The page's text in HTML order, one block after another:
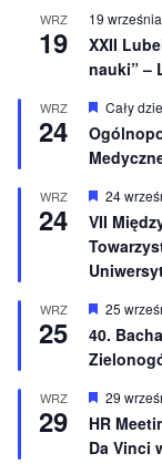
e
WRZ
19
19 września
XXII
nauki” –
WRZ
24
W
r
ó
n
i
o
n
e
Cały
WRZ
24
W
y
r
ó
ż
n
i
o
n
e
24
VII
WRZ
25
W
r
ó
n
i
o
n
25
40.
WRZ
29
W
y
r
ó
29
HR
Da Vinci